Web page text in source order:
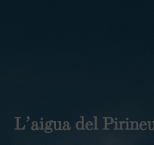
L’aigua del